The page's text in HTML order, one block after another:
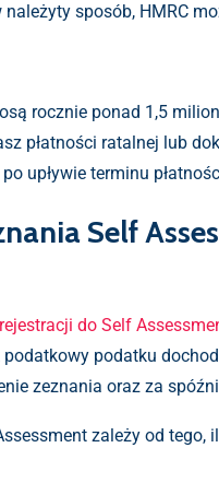
sposób, HMRC
rocznie ponad 1,5
płatności ratalnej lub
upływie terminu
Self
do Self
podatku
zeznania oraz za
zależy od tego,